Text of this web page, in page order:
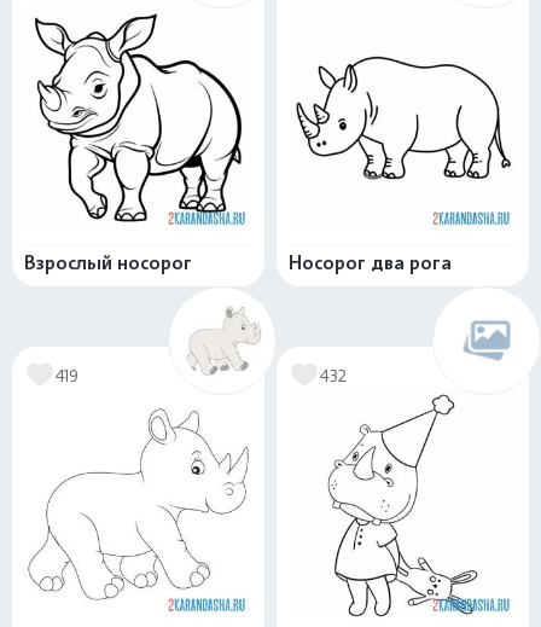
Взрослый носорог Носорог два рога
419 432